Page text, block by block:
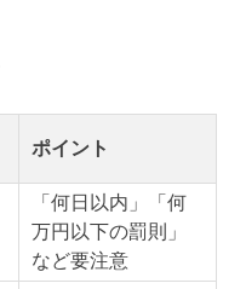
ポイント
「何日以内」「何
万円以下の罰則」
など要注意